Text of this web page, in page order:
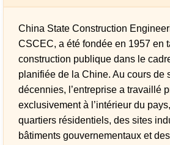
China State Construction
CSCEC, a été fondée en 1957 en
construction publique dans le
planifiée de la Chine. Au cours de
décennies, l’entreprise a travaillé
exclusivement à l’intérieur du
quartiers résidentiels, des sites
bâtiments gouvernementaux et